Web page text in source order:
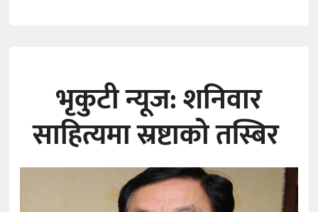
भृकुटी न्यूज: शनिवार
साहित्यमा स्रष्टाको तस्बिर